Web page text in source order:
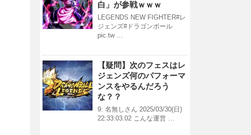
白」が参戦ｗｗｗ
LEGENDS NEW FIGHTER#レ
ジェンズ#ドラゴンボール
pic.tw …
【疑問】次のフェスはレ
ジェンズ何のパフォーマ
ンスをやるんだろう
な？？
9: 名無しさん 2025/03/30(日)
22:33:03.02 こんな運営 …